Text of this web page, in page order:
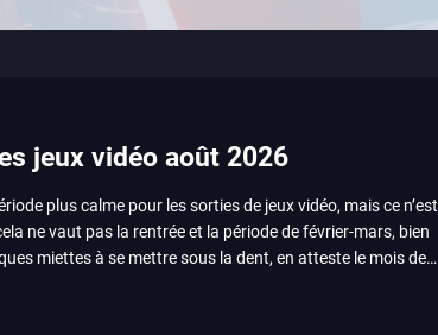
jeux vidéo août 2026
plus calme pour les sorties de jeux vidéo, mais ce n’est
ne vaut pas la rentrée et la période de février-mars, bien
miettes à se mettre sous la dent, en atteste le mois de